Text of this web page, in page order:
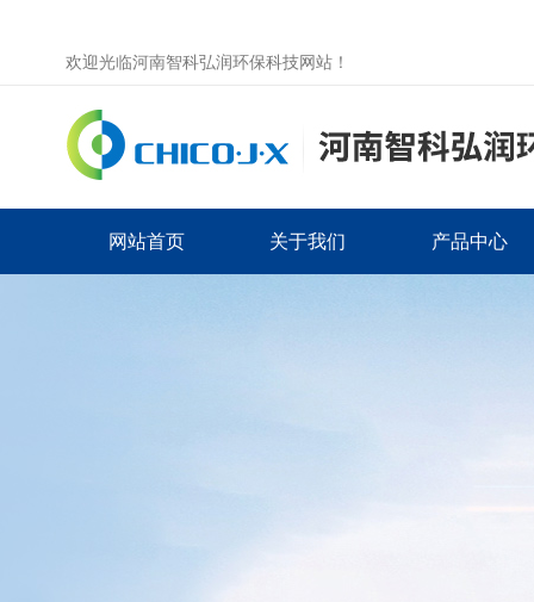
欢迎光临河南智科弘润环保科技网站！
网站首页 关于我们 产品中心